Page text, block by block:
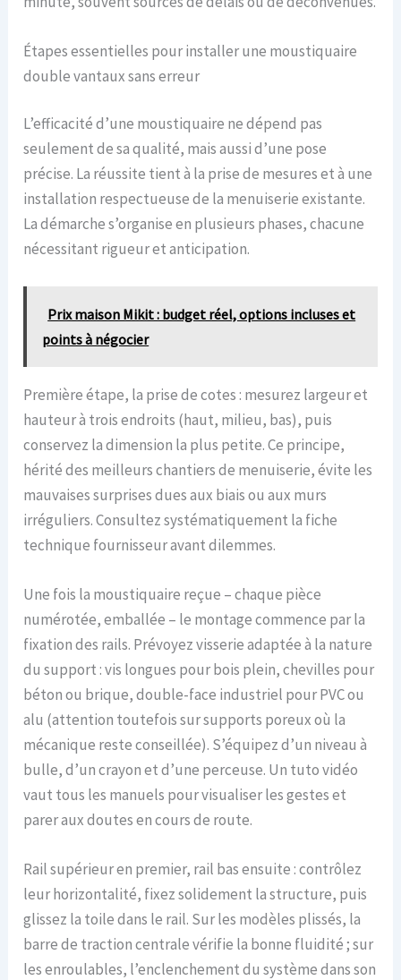
Étapes essentielles pour installer une moustiquaire
double vantaux sans erreur
L’efficacité d’une moustiquaire ne dépend pas
seulement de sa qualité, mais aussi d’une pose
précise. La réussite tient à la prise de mesures et à une
installation respectueuse de la menuiserie existante.
La démarche s’organise en plusieurs phases, chacune
nécessitant rigueur et anticipation.
Prix maison Mikit : budget réel, options incluses et
points à négocier
Première étape, la prise de cotes : mesurez largeur et
hauteur à trois endroits (haut, milieu, bas), puis
conservez la dimension la plus petite. Ce principe,
hérité des meilleurs chantiers de menuiserie, évite les
mauvaises surprises dues aux biais ou aux murs
irréguliers. Consultez systématiquement la fiche
technique fournisseur avant dilemmes.
Une fois la moustiquaire reçue – chaque pièce
numérotée, emballée – le montage commence par la
fixation des rails. Prévoyez visserie adaptée à la nature
du support : vis longues pour bois plein, chevilles pour
béton ou brique, double-face industriel pour PVC ou
alu (attention toutefois sur supports poreux où la
mécanique reste conseillée). S’équipez d’un niveau à
bulle, d’un crayon et d’une perceuse. Un tuto vidéo
vaut tous les manuels pour visualiser les gestes et
parer aux doutes en cours de route.
Rail supérieur en premier, rail bas ensuite : contrôlez
leur horizontalité, fixez solidement la structure, puis
glissez la toile dans le rail. Sur les modèles plissés, la
barre de traction centrale vérifie la bonne fluidité ; sur
les enroulables, l’enclenchement du système dans son